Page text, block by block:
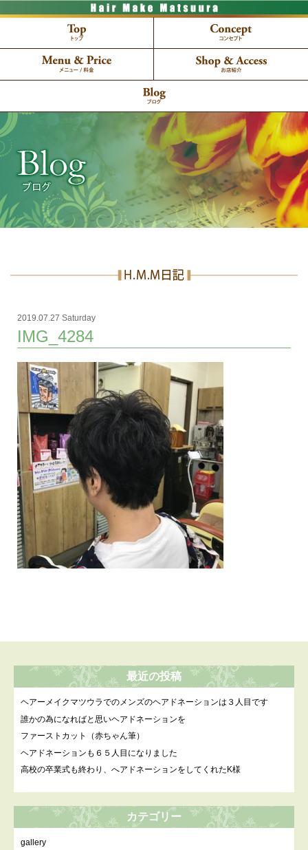
2019.07.27 Saturday
IMG_4284
最近の投稿
ヘアーメイクマツウラでのメンズのヘアドネーションは３人目です
誰かの為になればと思いヘアドネーションを
ファーストカット（赤ちゃん筆）
ヘアドネーションも６５人目になりました
高校の卒業式も終わり、へアドネーションをしてくれたK様
カテゴリー
gallery